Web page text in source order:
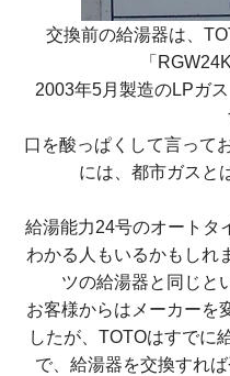
交換前の給湯器は、
「
2003年5月製造のLPガ
口を酸っぱくして言って
には、都市ガスと
給湯能力24号のオートタ
わかる人もいるかもしれ
ツの給湯器と同じと
お客様からはメーカーを
したが、TOTOはすでに
で、給湯器を交換すれ